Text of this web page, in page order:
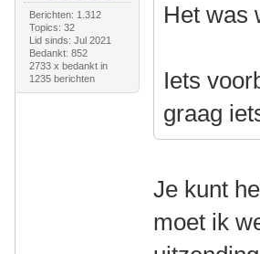
Berichten: 1.312
Topics: 32
Lid sinds: Jul 2021
Bedankt: 852
2733 x bedankt in
1235 berichten
Het was
Iets
graag
Je kunt
moet ik